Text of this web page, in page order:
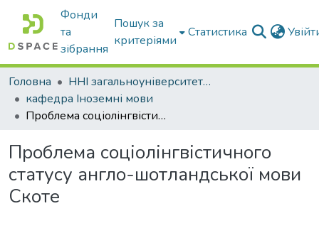
Фонди
та
зібрання
Пошук за
критеріями
Статистика
Головна
ННІ загальноуніверситетської підготовки
кафедра Іноземні мови
Проблема соціолінгвістичного статусу англо-шотландської мови Скоте
Проблема соціолінгвістичного
статусу англо-шотландської мови
Скоте